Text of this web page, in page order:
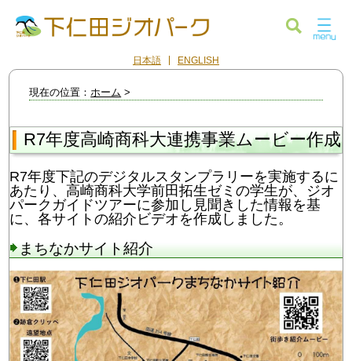
日本語 ENGLISH
現在の位置： ホーム >
R7年度高崎商科大連携事業ムービー作成
R7年度下記のデジタルスタンプラリーを実施するに
あたり、高崎商科大学前田拓生ゼミの学生が、ジオ
パークガイドツアーに参加し見聞きした情報を基
に、各サイトの紹介ビデオを作成しました。
まちなかサイト紹介